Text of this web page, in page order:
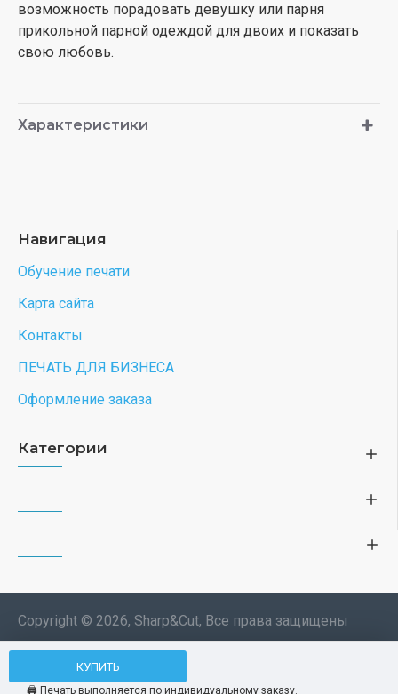
КУПИТЬ
🖨️ Печать выполняется по индивидуальному заказу.
возможность порадовать девушку или парня
прикольной парной одеждой для двоих и показать
свою любовь.
Характеристики
Навигация
Обучение печати
Карта сайта
Контакты
ПЕЧАТЬ ДЛЯ БИЗНЕСА
Оформление заказа
Категории
Copyright © 2026, Sharp&Cut, Все права защищены
Типография. 🖨️ Печать всех
изделий по индивидуальному
Мы используем файлы cookie, чтобы вам